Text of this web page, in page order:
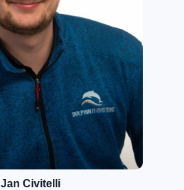
Jan Civitelli